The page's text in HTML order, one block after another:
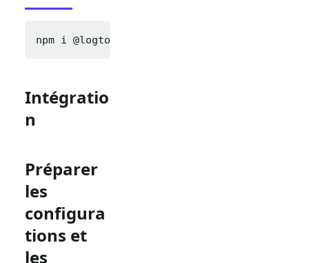
npm i @logto/express cookie-parser express-
Intégratio
n
Préparer
les
configura
tions et
les